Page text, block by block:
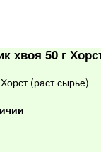
хвоя 50 г
(раст сырье)